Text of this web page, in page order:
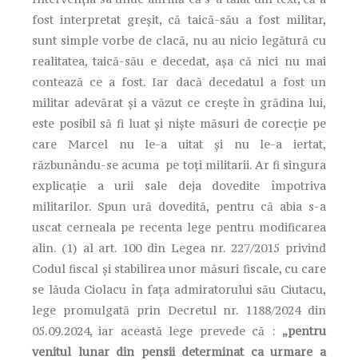
fost interpretat greșit, că taică-său a fost militar,
sunt simple vorbe de clacă, nu au nicio legătură cu
realitatea, taică-său e decedat, așa că nici nu mai
contează ce a fost. Iar dacă decedatul a fost un
militar adevărat și a văzut ce crește în grădina lui,
este posibil să fi luat și niște măsuri de corecție pe
care Marcel nu le-a uitat și nu le-a iertat,
răzbunându-se acuma pe toți militarii. Ar fi singura
explicație a urii sale deja dovedite împotriva
militarilor. Spun ură dovedită, pentru că abia s-a
uscat cerneala pe recenta lege pentru modificarea
alin. (1) al art. 100 din Legea nr. 227/2015 privind
Codul fiscal şi stabilirea unor măsuri fiscale, cu care
se lăuda Ciolacu în fața admiratorului său Ciutacu,
lege promulgată prin Decretul nr. 1188/2024 din
05.09.2024, iar această lege prevede că : „pentru
venitul lunar din pensii determinat ca urmare a